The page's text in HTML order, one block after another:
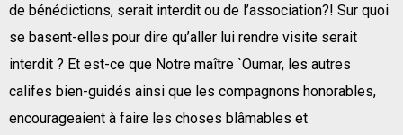
de bénédictions, serait interdit ou de l’association?! Sur quoi
se basent-elles pour dire qu’aller lui rendre visite serait
interdit ? Et est-ce que Notre maître `Oumar, les autres
califes bien-guidés ainsi que les compagnons honorables,
encourageaient à faire les choses blâmables et